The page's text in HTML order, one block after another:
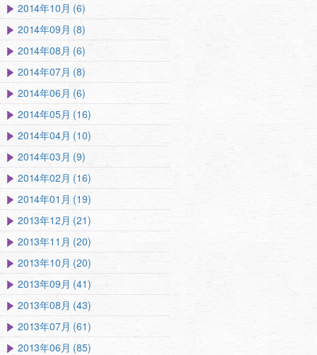
2014年10月 (6)
2014年09月 (8)
2014年08月 (6)
2014年07月 (8)
2014年06月 (6)
2014年05月 (16)
2014年04月 (10)
2014年03月 (9)
2014年02月 (16)
2014年01月 (19)
2013年12月 (21)
2013年11月 (20)
2013年10月 (20)
2013年09月 (41)
2013年08月 (43)
2013年07月 (61)
2013年06月 (85)